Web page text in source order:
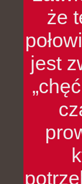
że
jest